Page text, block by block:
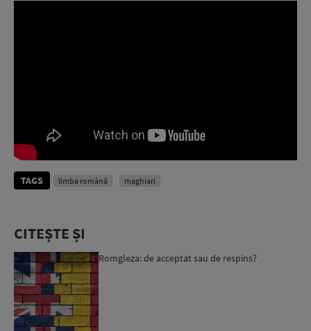
TAGS limba română maghiari
CITEȘTE ȘI
Romgleza: de acceptat sau de respins?